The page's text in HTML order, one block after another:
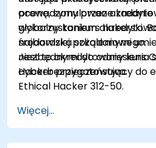
ocenę, symulowane
globalny konkurs hakerski.
najbardziej pożądanymi
niezbędnymi do odniesienia
cyberbezpieczeństwa.
prowadzony przez
wykorzystaniem
środowiska szkoleniowego.
Jest to akredytowany kurs
Hacker przygotowujący do
Ethical Hacker 312-50.
Więcej...